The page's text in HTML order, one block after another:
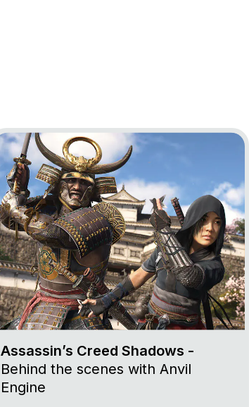
to project Assassin’s Creed Shadows
Assassin’s Creed Shadows -
Behind the scenes with Anvil
Engine